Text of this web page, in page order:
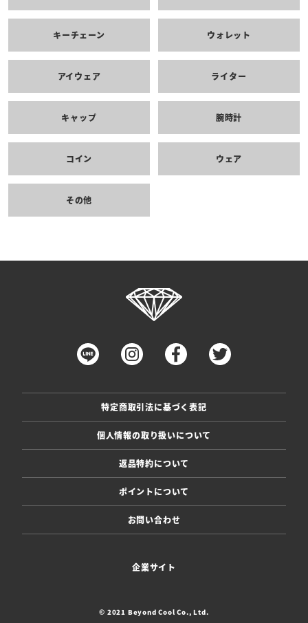
キーチェーン ウォレット
アイウェア ライター
キャップ 腕時計
コイン ウェア
その他
特定商取引法に基づく表記
個人情報の取り扱いについて
返品特約について
ポイントについて
お問い合わせ
企業サイト
© 2021 Beyond Cool Co., Ltd.